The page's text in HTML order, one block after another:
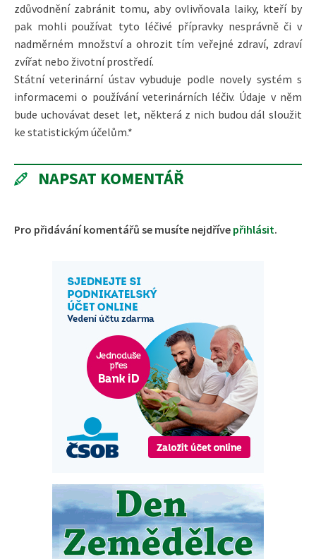
zdůvodnění zabránit tomu, aby ovlivňovala laiky, kteří by
pak mohli používat tyto léčivé přípravky nesprávně či v
nadměrném množství a ohrozit tím veřejné zdraví, zdraví
zvířat nebo životní prostředí.
Státní veterinární ústav vybuduje podle novely systém s
informacemi o používání veterinárních léčiv. Údaje v něm
bude uchovávat deset let, některá z nich budou dál sloužit
ke statistickým účelům.*
NAPSAT KOMENTÁŘ
Pro přidávání komentářů se musíte nejdříve přihlásit.